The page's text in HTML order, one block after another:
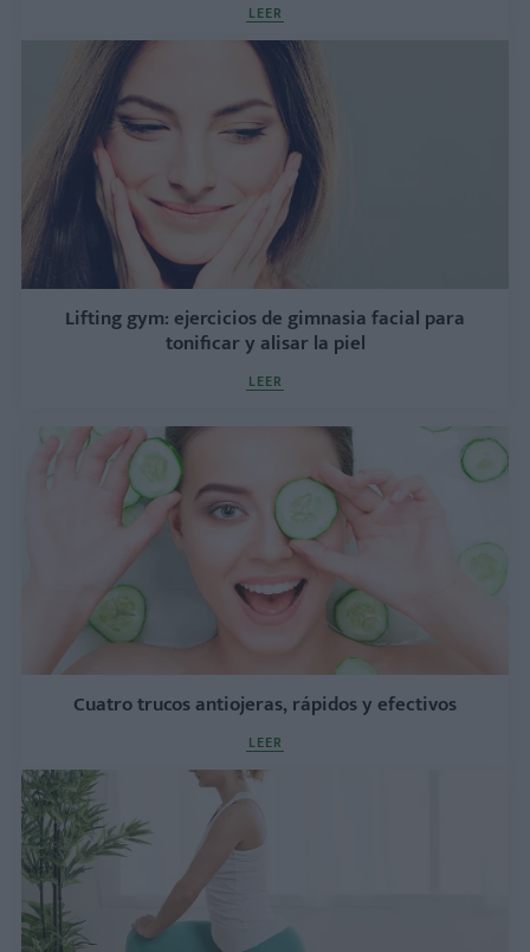
LEER
Lifting gym: ejercicios de gimnasia facial para
tonificar y alisar la piel
LEER
Cuatro trucos antiojeras, rápidos y efectivos
LEER